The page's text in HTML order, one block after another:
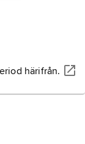
härifrån.